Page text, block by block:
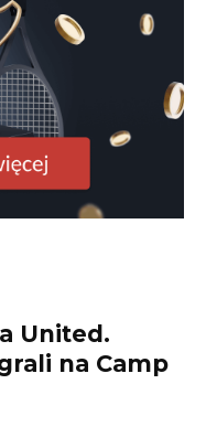
United.
na Camp